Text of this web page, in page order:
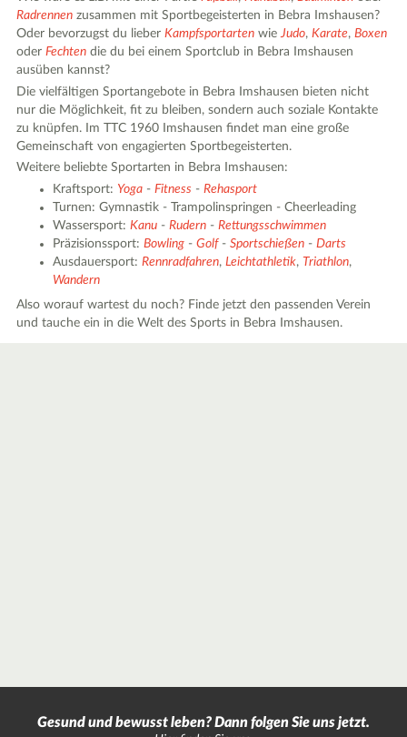
Radrennen zusammen mit Sportbegeisterten in Bebra Imshausen?
Oder bevorzugst du lieberKampfsportarten wieJudo,Karate,Boxen
oderFechten die du bei einem Sportclub in Bebra Imshausen
ausüben kannst?
Die vielfältigen Sportangebote in Bebra Imshausen bieten nicht
nur die Möglichkeit, fit zu bleiben, sondern auch soziale Kontakte
zu knüpfen. Im TTC 1960 Imshausen findet man eine große
Gemeinschaft von engagierten Sportbegeisterten.
Weitere beliebte Sportarten in Bebra Imshausen:
Kraftsport: Yoga -Fitness -Rehasport
Turnen: Gymnastik - Trampolinspringen - Cheerleading
Wassersport:Kanu -Rudern -Rettungsschwimmen
Präzisionssport:Bowling -Golf-Sportschießen -Darts
Ausdauersport:Rennradfahren,Leichtathletik,Triathlon,
Wandern
Also worauf wartest du noch? Finde jetzt den passenden Verein
und tauche ein in die Welt des Sports in Bebra Imshausen.
Gesund und bewusst leben? Dann folgen Sie uns jetzt.